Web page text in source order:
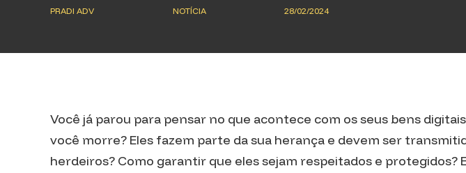
PRADI ADV NOTÍCIA 28/02/2024
Você já parou para pensar no que acontece com os seus bens
você morre? Eles fazem parte da sua herança e devem ser
herdeiros? Como garantir que eles sejam respeitados e protegidos?